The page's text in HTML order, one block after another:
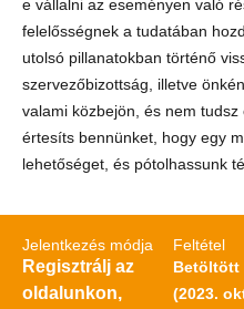
e vállalni az eseményen való
felelősségnek a tudatában
utolsó pillanatokban történő
szervezőbizottság, illetve
valami közbejön, és nem
értesíts bennünket, hogy egy
lehetőséget, és pótolhassunk
Jelentkezés módja
Regisztrálj az
oldalunkon,
Feltétel
Betöltött
(2023.